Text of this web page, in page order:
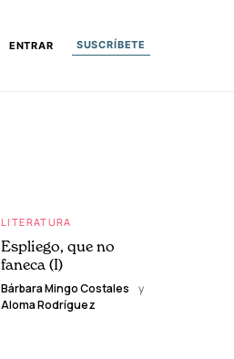
ENTRAR SUSCRÍBETE
LITERATURA
Espliego, que no
faneca (I)
Bárbara Mingo Costales
y
Aloma Rodríguez